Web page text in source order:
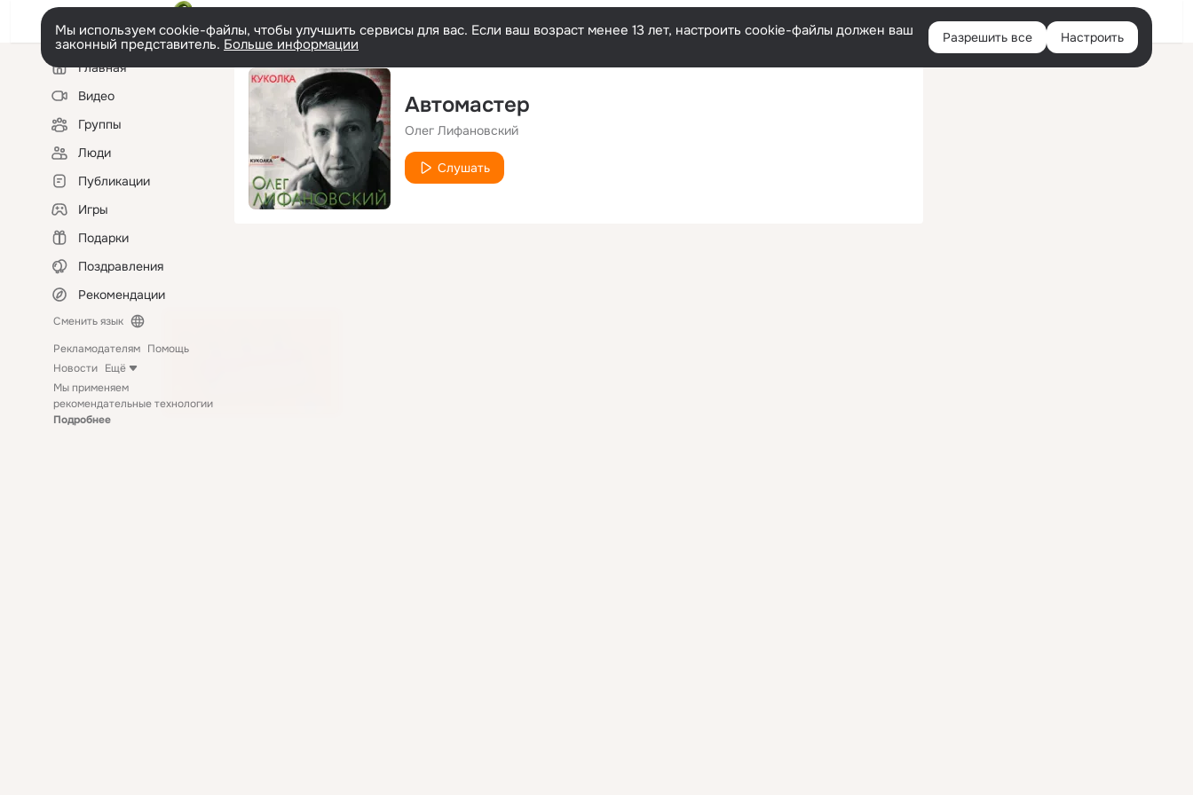
Войти
Мы используем cookie-файлы, чтобы улучшить сервисы для вас. Если ваш возраст менее 13 лет, настроить cookie-файлы должен ваш
законный представитель. Больше информации Разрешить все Настроить
Левая
колонкаГлавная
Видео
Группы
Люди
Публикации
Игры
Подарки
Поздравления
Рекомендации
Сменить язык
Рекламодателям Помощь
Новости Ещё
Мы применяем
рекомендательные технологии
Подробнее
Автомастер
Олег Лифановский
Слушать